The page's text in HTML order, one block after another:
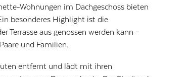
Wohnungen im Dachgeschoss bieten
besonderes Highlight ist die
Terrasse aus genossen werden kann –
und Familien.
entfernt und lädt mit ihren